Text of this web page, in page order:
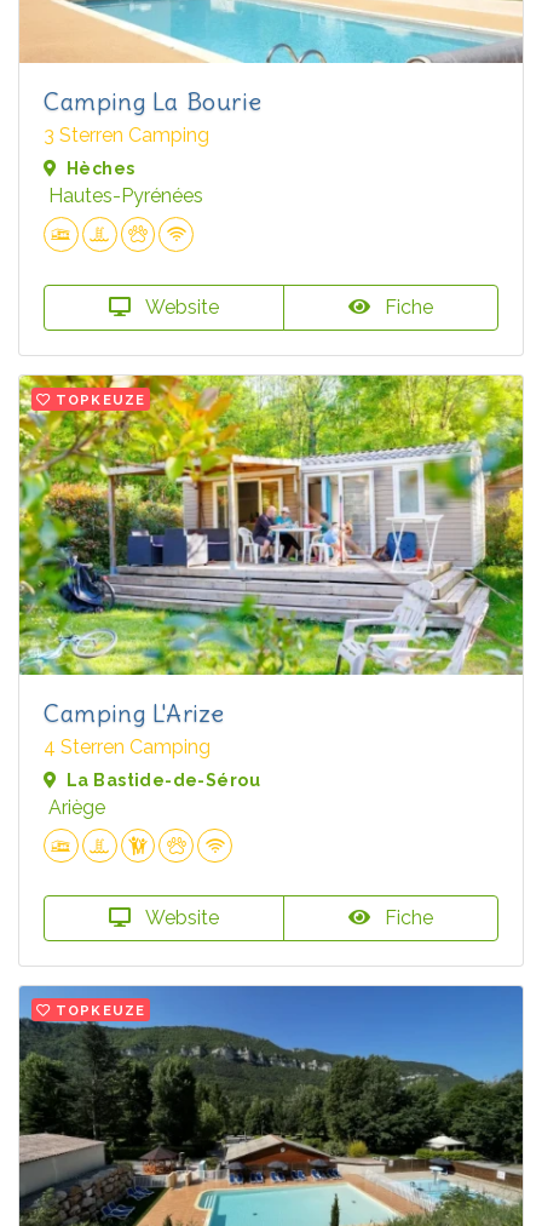
Camping La Bourie
3 Sterren Camping
Hèches
Hautes-Pyrénées
Website Fiche
TOPKEUZE
Camping L'Arize
4 Sterren Camping
La Bastide-de-Sérou
Ariège
Website Fiche
TOPKEUZE